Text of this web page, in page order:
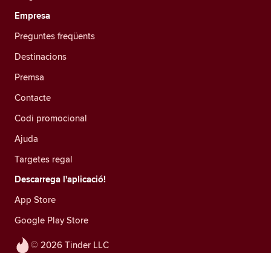
© 2026 Tinder LLC
Empresa
Preguntes freqüents
Destinacions
Premsa
Contacte
Codi promocional
Ajuda
Targetes regal
Descarrega l'aplicació!
App Store
Google Play Store